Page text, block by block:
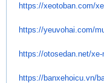
https://xeotoban.com/
https://yeuvohai.com/
https://otosedan.net/xe-
https://banxehoicu.vn/